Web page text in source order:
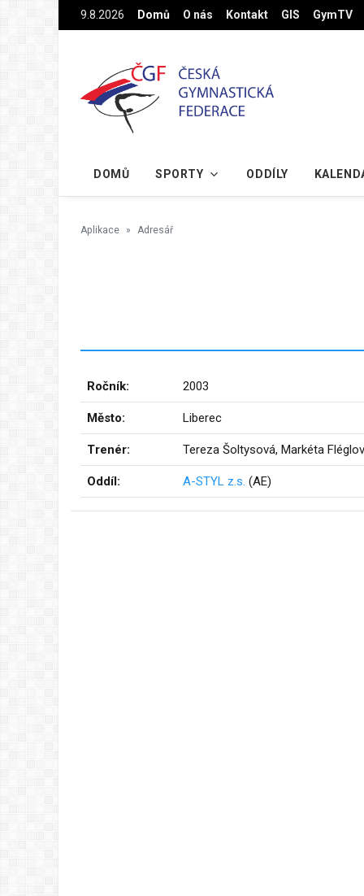
Na hlavní obsah9.8.2026 Domů O nás Kontakt GIS GymTV
DOMŮ SPORTY ODDÍLY
Aplikace Adresář
Ročník: 2003
Město: Liberec
Trenér: Tereza Šoltysová, Markéta
Oddíl: A-STYL z.s. (AE)